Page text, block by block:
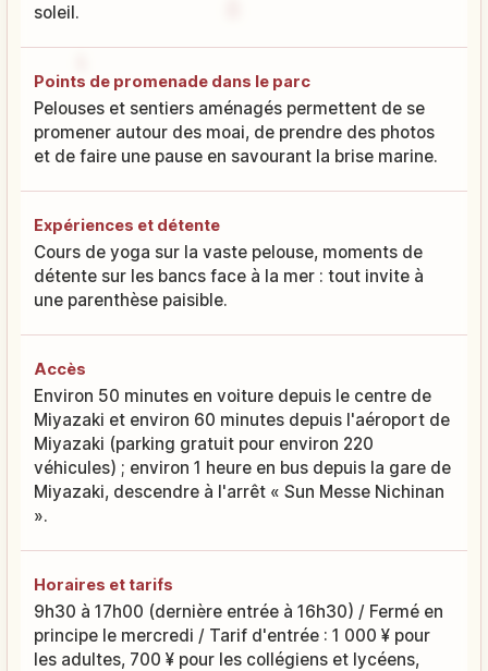
soleil.
Points de promenade dans le parc
Pelouses et sentiers aménagés permettent de se
promener autour des moai, de prendre des photos
et de faire une pause en savourant la brise marine.
Expériences et détente
Cours de yoga sur la vaste pelouse, moments de
détente sur les bancs face à la mer : tout invite à
une parenthèse paisible.
Accès
Environ 50 minutes en voiture depuis le centre de
Miyazaki et environ 60 minutes depuis l'aéroport de
Miyazaki (parking gratuit pour environ 220
véhicules) ; environ 1 heure en bus depuis la gare de
Miyazaki, descendre à l'arrêt « Sun Messe Nichinan
».
Horaires et tarifs
9h30 à 17h00 (dernière entrée à 16h30) / Fermé en
principe le mercredi / Tarif d'entrée : 1 000 ¥ pour
les adultes, 700 ¥ pour les collégiens et lycéens,